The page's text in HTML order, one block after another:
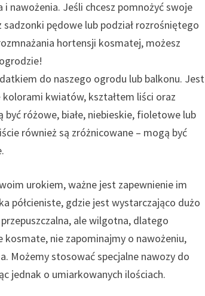
nawożenia. Jeśli chcesz pomnożyć swoje
pędowe lub podział rozrośniętego
hortensji kosmatej, możesz
do naszego ogrodu lub balkonu. Jest
kwiatów, kształtem liści oraz
różowe, białe, niebieskie, fioletowe lub
również są zróżnicowane – mogą być
urokiem, ważne jest zapewnienie im
półcieniste, gdzie jest wystarczająco dużo
ale wilgotna, dlatego
nie zapominajmy o nawożeniu,
Możemy stosować specjalne nawozy do
jednak o umiarkowanych ilościach.